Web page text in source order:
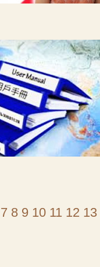
7 8 9 10 11 12 13